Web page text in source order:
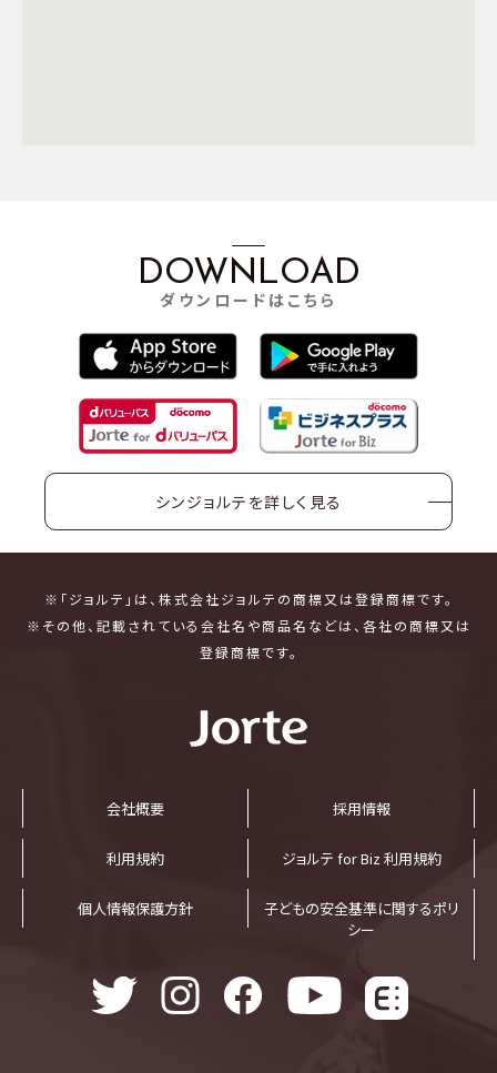
DOWNLOAD
ダウンロードはこちら
シンジョルテを詳しく見る
※「ジョルテ」は、株式会社ジョルテの商標又は登録商標です。
※その他、記載されている会社名や商品名などは、各社の商標又は
登録商標です。
会社概要 採⽤情報
利⽤規約 ジョルテ for Biz 利⽤規約
個⼈情報保護⽅針
子どもの安全基準に関するポリ
シー